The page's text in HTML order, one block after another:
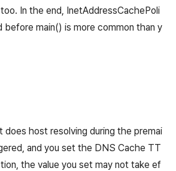
In the end, InetAddressCachePoli
before main() is more common than y
does host resolving during the premai
and you set the DNS Cache TT
the value you set may not take ef